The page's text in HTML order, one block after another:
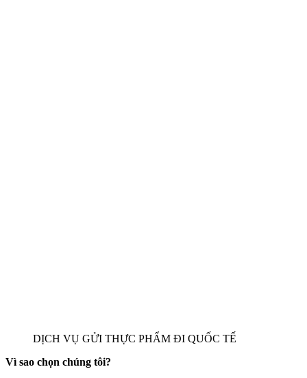
DỊCH VỤ GỬI THỰC PHẨM ĐI QUỐC TẾ
Vì sao chọn chúng tôi?